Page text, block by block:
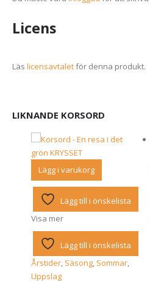
Licens
Läs licensavtaletför denna produkt.
LIKNANDE KORSORD
Lägg i varukorg
Lägg till i önskelista
Visa mer
Lägg till i önskelista
Årstider, Säsong, Sommar,
Uppslag